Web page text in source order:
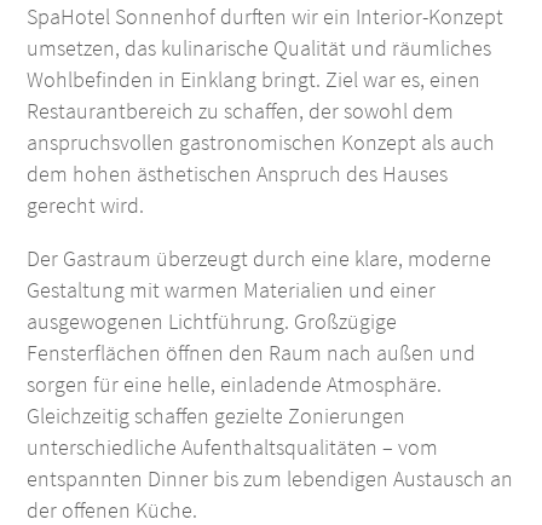
SpaHotel Sonnenhof durften wir ein Interior-Konzept
umsetzen, das kulinarische Qualität und räumliches
Wohlbefinden in Einklang bringt. Ziel war es, einen
Restaurantbereich zu schaffen, der sowohl dem
anspruchsvollen gastronomischen Konzept als auch
dem hohen ästhetischen Anspruch des Hauses
gerecht wird.
Der Gastraum überzeugt durch eine klare, moderne
Gestaltung mit warmen Materialien und einer
ausgewogenen Lichtführung. Großzügige
Fensterflächen öffnen den Raum nach außen und
sorgen für eine helle, einladende Atmosphäre.
Gleichzeitig schaffen gezielte Zonierungen
unterschiedliche Aufenthaltsqualitäten – vom
entspannten Dinner bis zum lebendigen Austausch an
der offenen Küche.